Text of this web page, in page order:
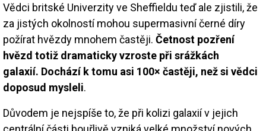
Vědci britské Univerzity ve Sheffieldu teď ale zjistili, že
za jistých okolností mohou supermasivní černé díry
požírat hvězdy mnohem častěji. Četnost pozření
hvězd totiž dramaticky vzroste při srážkách
galaxií. Dochází k tomu asi 100× častěji, než si vědci
doposud mysleli.
Důvodem je nejspíše to, že při kolizi galaxií v jejich